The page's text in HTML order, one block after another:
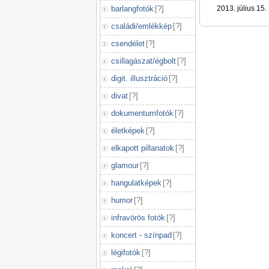
barlangfotók [?]
családi/emlékkép [?]
csendélet [?]
csillagászat/égbolt [?]
digit. illusztráció [?]
divat [?]
dokumentumfotók [?]
életképek [?]
elkapott pillanatok [?]
glamour [?]
hangulatképek [?]
humor [?]
infravörös fotók [?]
koncert - színpad [?]
légifotók [?]
2013. július 15.